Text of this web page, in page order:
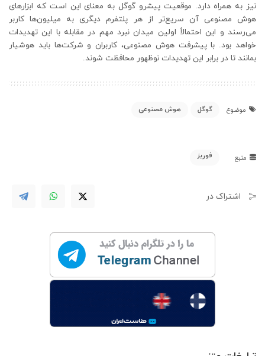
نیز به همراه دارد. موقعیت پیشرو گوگل به معنای این است که ابزارهای
هوش مصنوعی آن سریع‌تر از هر پلتفرم دیگری به میلیون‌ها کاربر
می‌رسند و این احتمالاً اولین میدان نبرد مهم در مقابله با این تهدیدات
خواهد بود. با پیشرفت هوش مصنوعی، کاربران و شرکت‌ها باید هوشیار
بمانند تا در برابر این تهدیدات نوظهور محافظت شوند.
موضوع گوگل هوش مصنوعی
منبع فوربز
اشتراک در